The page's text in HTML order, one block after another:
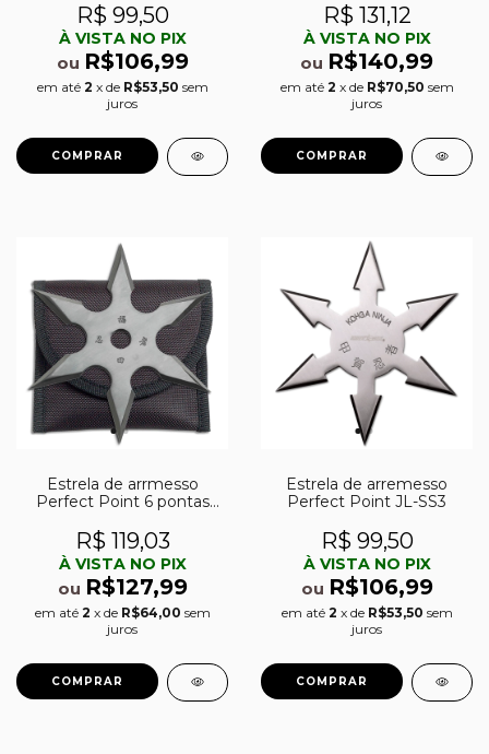
R$ 99,50
À VISTA NO PIX
ou R$106,99
em até 2 x de R$53,50 sem
juros
R$ 131,12
À VISTA NO PIX
ou R$140,99
em até 2 x de R$70,50 sem
juros
Estrela de arrmesso
Perfect Point 6 pontas
R$ 119,03
À VISTA NO PIX
ou R$127,99
em até 2 x de R$64,00 sem
juros
Estrela de arremesso
Perfect Point JL-SS3
R$ 99,50
À VISTA NO PIX
ou R$106,99
em até 2 x de R$53,50 sem
juros